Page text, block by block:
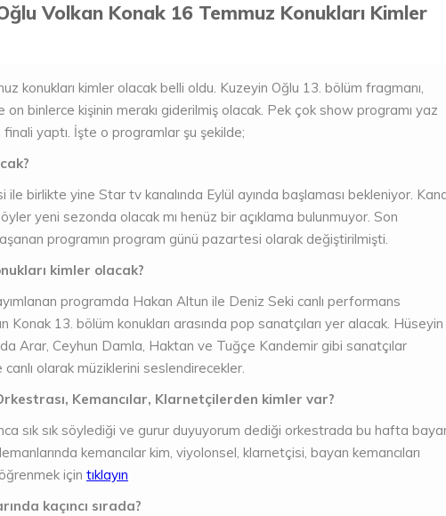
Volkan Konak 16 Temmuz Konukları Kimler
konukları kimler olacak belli oldu. Kuzeyin Oğlu 13. bölüm fragmanı,
on binlerce kişinin merakı giderilmiş olacak. Pek çok show programı yaz
yaptı. İşte o programlar şu şekilde;
birlikte yine Star tv kanalında Eylül ayında başlaması bekleniyor.
yeni sezonda olacak mı henüz bir açıklama bulunmuyor. Son
programın program günü pazartesi olarak değiştirilmişti.
kimler olacak?
programda Hakan Altun ile Deniz Seki canlı performans
Konak 13. bölüm konukları arasında pop sanatçıları yer alacak. Hüseyin
Arar, Ceyhun Damla, Haktan ve Tuğçe Kandemir gibi sanatçılar
olarak müziklerini seslendirecekler.
Kemancılar, Klarnetçilerden kimler var?
sık sık söylediği ve gurur duyuyorum dediği orkestrada bu hafta
kemancılar kim, viyolonsel, klarnetçisi, bayan kemancıları
için tıklayın
kaçıncı sırada?